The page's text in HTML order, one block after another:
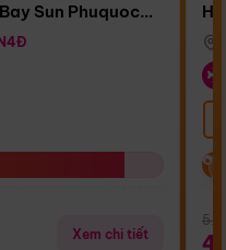
Sun Phuquoc
Xem chi tiết